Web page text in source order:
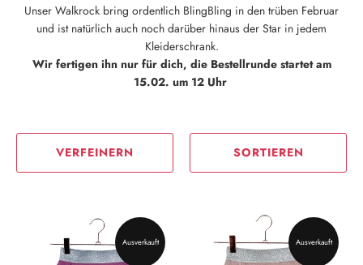
Unser Walkrock bring ordentlich BlingBling in den trüben Februar
und ist natürlich auch noch darüber hinaus der Star in jedem
Kleiderschrank.
Wir fertigen ihn nur für dich, die Bestellrunde startet am
15.02. um 12 Uhr
VERFEINERN SORTIEREN
Ausverkauft Ausverkauft